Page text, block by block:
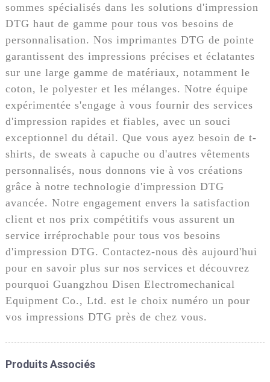
sommes spécialisés dans les solutions d'impression
DTG haut de gamme pour tous vos besoins de
personnalisation. Nos imprimantes DTG de pointe
garantissent des impressions précises et éclatantes
sur une large gamme de matériaux, notamment le
coton, le polyester et les mélanges. Notre équipe
expérimentée s'engage à vous fournir des services
d'impression rapides et fiables, avec un souci
exceptionnel du détail. Que vous ayez besoin de t-
shirts, de sweats à capuche ou d'autres vêtements
personnalisés, nous donnons vie à vos créations
grâce à notre technologie d'impression DTG
avancée. Notre engagement envers la satisfaction
client et nos prix compétitifs vous assurent un
service irréprochable pour tous vos besoins
d'impression DTG. Contactez-nous dès aujourd'hui
pour en savoir plus sur nos services et découvrez
pourquoi Guangzhou Disen Electromechanical
Equipment Co., Ltd. est le choix numéro un pour
vos impressions DTG près de chez vous.
Produits Associés